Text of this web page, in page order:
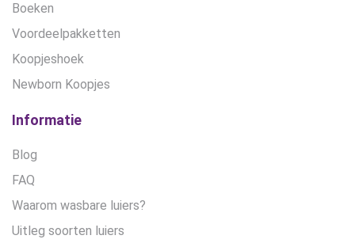
Boeken
Voordeelpakketten
Koopjeshoek
Newborn Koopjes
Informatie
Blog
FAQ
Waarom wasbare luiers?
Uitleg soorten luiers